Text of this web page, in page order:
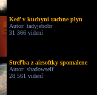
Keď v kuchyni rachne plyn
Autor: tadyjebobr
31 366 videní
Streľba z airsoftky spomalene
Autor: shadowself
28 561 videní